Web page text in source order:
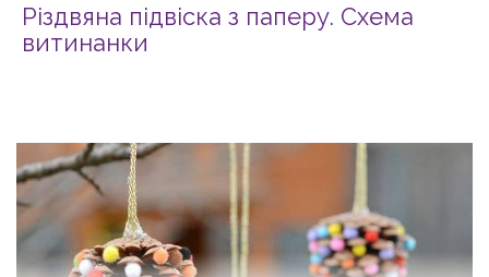
Різдвяна підвіска з паперу. Схема
витинанки